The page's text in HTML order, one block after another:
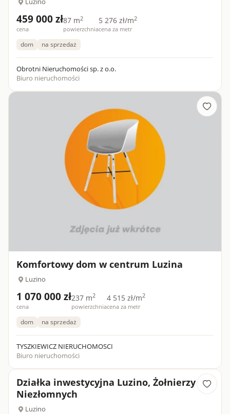
459 000 zł
cena
87 m2
powierzchnia
5 276 zł/m2
cena za metr
dom na sprzedaż
Obrotni Nieruchomości sp. z o.o.
Biuro nieruchomości
Komfortowy dom w centrum Luzina
Luzino
1 070 000 zł
cena
237 m2
powierzchnia
4 515 zł/m2
cena za metr
dom na sprzedaż
TYSZKIEWICZ NIERUCHOMOSCI
Biuro nieruchomości
Działka inwestycyjna Luzino, Żołnierzy
Niezłomnych
Luzino